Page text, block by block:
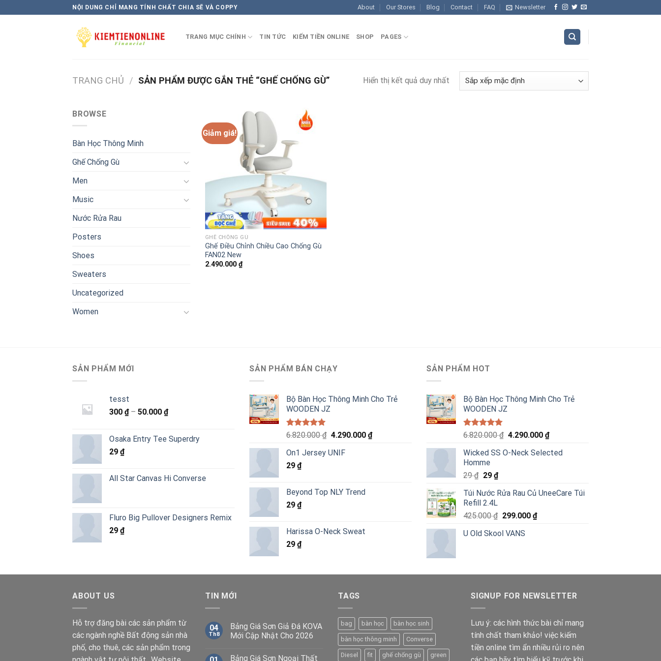
to
NỘI DUNG CHỈ MANG TÍNH CHẤT CHIA SẼ VÀ COPPY About Our Stores Blog Contact FAQ Newsletter
TRANG MỤC CHÍNH TIN TỨC KIẾM TIỀN ONLINE SHOP PAGES
TRANG CHỦ / SẢN PHẨM ĐƯỢC GẮN THẺ “GHẾ CHỐNG GÙ” Hiển thị kết quả duy nhất
BROWSE
Bàn Học Thông Minh
Ghế Chống Gù
Men
Music
Nước Rửa Rau
Posters
Shoes
Sweaters
Uncategorized
Women
Giảm giá!
GHẾ CHỐNG GÙ
Ghế Điều Chỉnh Chiều Cao Chống Gù
FAN02 New
2.490.000 ₫
SẢN PHẨM MỚI
tesst
300 ₫ – 50.000 ₫Khoảng
300 ₫
Osaka Entry Tee Superdry
29 ₫
All Star Canvas Hi Converse
Fluro Big Pullover Designers Remix
29 ₫
SẢN PHẨM BÁN CHẠY
Bộ Bàn Học Thông Minh Cho Trẻ
WOODEN JZ
Được xếp
5 sao
6.820.000₫ Giá
là:
4.290.000 ₫Giá
On1 Jersey UNIF
29 ₫
Beyond Top NLY Trend
29 ₫
Harissa O-Neck Sweat
29 ₫
SẢN PHẨM HOT
Bộ Bàn Học Thông Minh Cho Trẻ
WOODEN JZ
Được xếp
5 sao
6.820.000₫ Giá
là:
4.290.000 ₫Giá
tại
Wicked SS O-Neck Selected
Homme
29₫ Giá
là:
29 ₫.
29 ₫Giá
tại
là:
29 ₫.
Túi Nước Rửa Rau Củ UneeCare Túi
Refill 2.4L
425.000₫ Giá
là:
299.000 ₫Giá
U Old Skool VANS
ABOUT US
Hỗ trợ đăng bài các sản phẩm từ
các ngành nghề Bất động sản nhà
phố, cho thuê, các sản phẩm trong
TIN MỚI
04
Th8
Bảng Giá Sơn Giả Đá KOVA
Mới Cập Nhật Cho 2026
Bảng Giá Sơn Ngoại Thất
TAGS
bag bàn học bàn học sinh
bàn học thông minh Converse
Diesel fit ghế chống gù green
SIGNUP FOR NEWSLETTER
Lưu ý: các hình thức bài chỉ mang
tính chất tham khảo! việc kiếm
tiền online tìm ẩn nhiều rủi ro nên